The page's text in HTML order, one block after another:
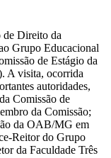
de Direito da
Grupo Educacional
de Estágio da
A visita, ocorrida
autoridades,
Comissão de
da Comissão;
da OAB/MG em
Reitor do Grupo
da Faculdade Três